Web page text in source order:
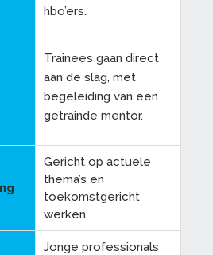
hbo’ers.
Trainees gaan direct
aan de slag, met
begeleiding van een
getrainde mentor.
Gericht op actuele
thema’s en
toekomstgericht
werken.
Jonge professionals